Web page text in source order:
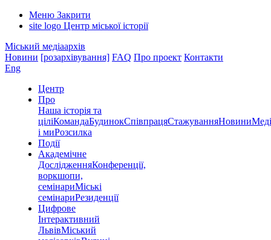
Меню Закрити
site logo Центр міської історії
Міський медіаархів
Новини [розархівування] FAQ Про проект Контакти
Eng
Центр
Про
Наша історія та
ціліКомандаБудинокСпівпрацяСтажуванняНовини
і миРозсилка
Події
Академічне
ДослідженняКонференції,
воркшопи,
семінариМіські
семінариРезиденції
Цифрове
Інтерактивний
ЛьвівМіський